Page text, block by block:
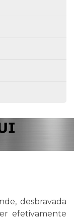
desbravada
efetivamente